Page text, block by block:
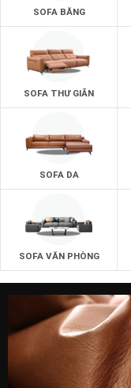
SOFA BĂNG
SOFA THƯ GIÃN
SOFA DA
SOFA VĂN PHÒNG